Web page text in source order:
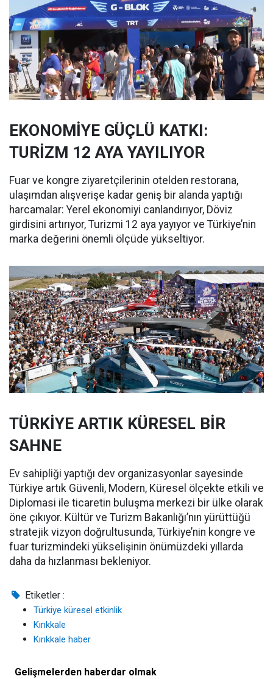
EKONOMİYE GÜÇLÜ KATKI:
TURİZM 12 AYA YAYILIYOR
Fuar ve kongre ziyaretçilerinin otelden restorana,
ulaşımdan alışverişe kadar geniş bir alanda yaptığı
harcamalar: Yerel ekonomiyi canlandırıyor, Döviz
girdisini artırıyor, Turizmi 12 aya yayıyor ve Türkiye’nin
marka değerini önemli ölçüde yükseltiyor.
TÜRKİYE ARTIK KÜRESEL BİR
SAHNE
Ev sahipliği yaptığı dev organizasyonlar sayesinde
Türkiye artık Güvenli, Modern, Küresel ölçekte etkili ve
Diplomasi ile ticaretin buluşma merkezi bir ülke olarak
öne çıkıyor. Kültür ve Turizm Bakanlığı’nın yürüttüğü
stratejik vizyon doğrultusunda, Türkiye’nin kongre ve
fuar turizmindeki yükselişinin önümüzdeki yıllarda
daha da hızlanması bekleniyor.
Etiketler :
Türkiye küresel etkinlik
Kırıkkale
Kırıkkale haber
Gelişmelerden haberdar olmak